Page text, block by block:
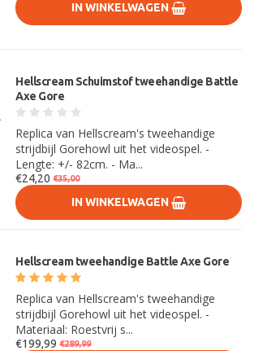
IN WINKELWAGEN
Hellscream Schuimstof tweehandige Battle
Axe Gore
Replica van Hellscream's tweehandige
strijdbijl Gorehowl uit het videospel. -
Lengte: +/- 82cm. - Ma...
€24,20 €35,00
IN WINKELWAGEN
Hellscream tweehandige Battle Axe Gore
Replica van Hellscream's tweehandige
strijdbijl Gorehowl uit het videospel. -
Materiaal: Roestvrij s...
€199,99 €289,99